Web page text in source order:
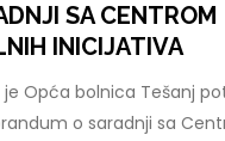
SA CENTROM
INICIJATIVA
je Opća bolnica Tešanj
o saradnji sa